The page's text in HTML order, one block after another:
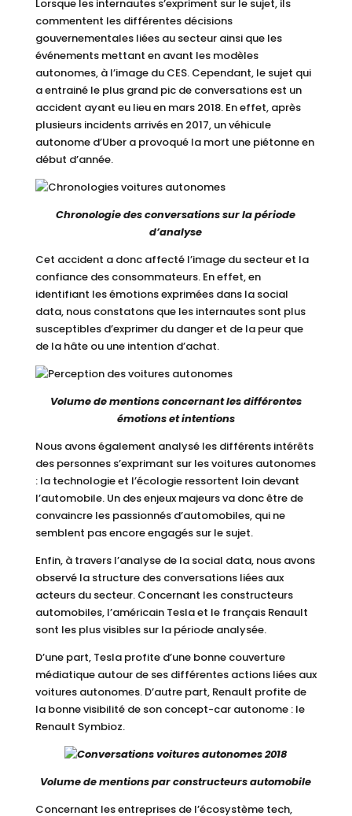
Lorsque les internautes s’expriment sur le sujet, ils
commentent les différentes décisions
gouvernementales liées au secteur ainsi que les
événements mettant en avant les modèles
autonomes, à l’image du CES. Cependant, le sujet qui
a entrainé le plus grand pic de conversations est un
accident ayant eu lieu en mars 2018. En effet, après
plusieurs incidents arrivés en 2017, un véhicule
autonome d’Uber a provoqué la mort une piétonne en
début d’année.
Chronologie des conversations sur la période
d’analyse
Cet accident a donc affecté l’image du secteur et la
confiance des consommateurs. En effet, en
identifiant les émotions exprimées dans la social
data, nous constatons que les internautes sont plus
susceptibles d’exprimer du danger et de la peur que
de la hâte ou une intention d’achat.
Volume de mentions concernant les différentes
émotions et intentions
Nous avons également analysé les différents intérêts
des personnes s’exprimant sur les voitures autonomes
: la technologie et l’écologie ressortent loin devant
l’automobile. Un des enjeux majeurs va donc être de
convaincre les passionnés d’automobiles, qui ne
semblent pas encore engagés sur le sujet.
Enfin, à travers l’analyse de la social data, nous avons
observé la structure des conversations liées aux
acteurs du secteur. Concernant les constructeurs
automobiles, l’américain Tesla et le français Renault
sont les plus visibles sur la période analysée.
D’une part, Tesla profite d’une bonne couverture
médiatique autour de ses différentes actions liées aux
voitures autonomes. D’autre part, Renault profite de
la bonne visibilité de son concept-car autonome : le
Renault Symbioz.
Volume de mentions par constructeurs automobile
Concernant les entreprises de l’écosystème tech,